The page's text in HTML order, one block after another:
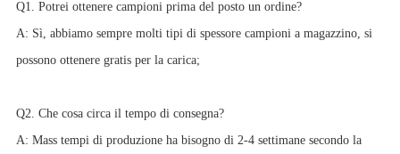
Q1. Potrei ottenere campioni prima del posto un ordine?
A: Sì, abbiamo sempre molti tipi di spessore campioni a magazzino, si
possono ottenere gratis per la carica;
Q2. Che cosa circa il tempo di consegna?
A: Mass tempi di produzione ha bisogno di 2-4 settimane secondo la